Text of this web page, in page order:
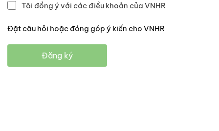
Tôi đồng ý với các điều khoản của VNHR
Đặt câu hỏi hoặc đóng góp ý kiến cho VNHR
Đăng ký